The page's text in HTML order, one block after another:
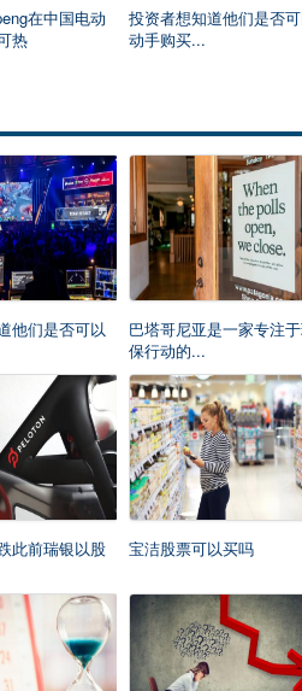
在中国电动
热
投资者想知道他们是否
动手购买...
他们是否可以
巴塔哥尼亚是一家专注
保行动的...
此前瑞银以股
宝洁股票可以买吗